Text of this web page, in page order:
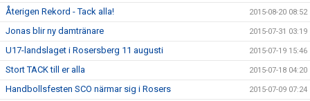
Återigen Rekord - Tack alla! 2015-08-20 08:52
Jonas blir ny damtränare 2015-07-31 03:19
U17-landslaget i Rosersberg 11 augusti 2015-07-19 15:46
Stort TACK till er alla 2015-07-18 04:20
Handbollsfesten SCO närmar sig i Rosers 2015-07-09 07:24